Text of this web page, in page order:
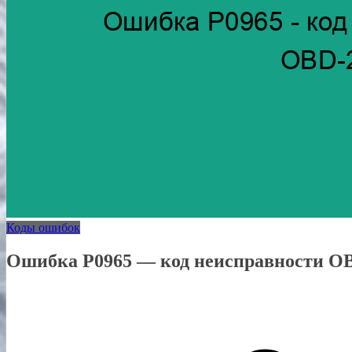
Коды ошибок
Ошибка P0965 — код неисправности